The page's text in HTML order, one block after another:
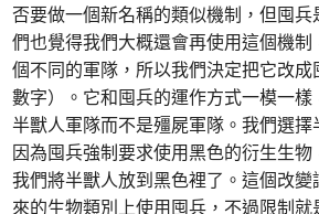
否要做一個新名稱的類似機制，但囤
們也覺得我們大概還會再使用這個機
個不同的軍隊，所以我們決定把它改
數字）。它和囤兵的運作方式一模一
半獸人軍隊而不是殭屍軍隊。我們選
因為囤兵強制要求使用黑色的衍生生
我們將半獸人放到黑色裡了。這個改
來的生物類別上使用囤兵，不過限制